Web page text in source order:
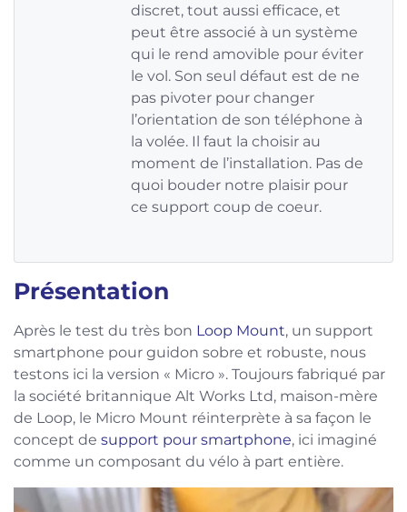
discret, tout aussi efficace, et
peut être associé à un système
qui le rend amovible pour éviter
le vol. Son seul défaut est de ne
pas pivoter pour changer
l’orientation de son téléphone à
la volée. Il faut la choisir au
moment de l’installation. Pas de
quoi bouder notre plaisir pour
ce support coup de coeur.
Présentation
Après le test du très bon Loop Mount, un support
smartphone pour guidon sobre et robuste, nous
testons ici la version « Micro ». Toujours fabriqué par
la société britannique Alt Works Ltd, maison-mère
de Loop, le Micro Mount réinterprète à sa façon le
concept de support pour smartphone, ici imaginé
comme un composant du vélo à part entière.